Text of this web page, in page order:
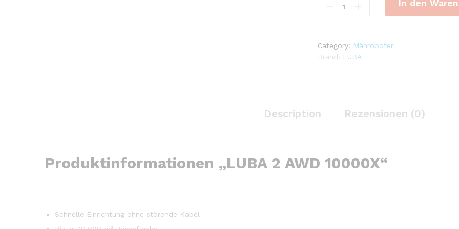
In den
Category: Mähroboter
Brand: LUBA
Description Rezensionen (0)
Produktinformationen „LUBA 2 AWD 10000X“
Schnelle Einrichtung ohne störende Kabel